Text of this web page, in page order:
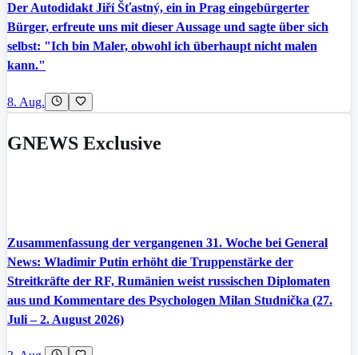
Der Autodidakt Jiří Šťastný, ein in Prag eingebürgerter
Bürger, erfreute uns mit dieser Aussage und sagte über sich
selbst: "Ich bin Maler, obwohl ich überhaupt nicht malen
kann."
8. Aug.
GNEWS Exclusive
Zusammenfassung der vergangenen 31. Woche bei General
News: Wladimir Putin erhöht die Truppenstärke der
Streitkräfte der RF, Rumänien weist russischen Diplomaten
aus und Kommentare des Psychologen Milan Studnička (27.
Juli – 2. August 2026)